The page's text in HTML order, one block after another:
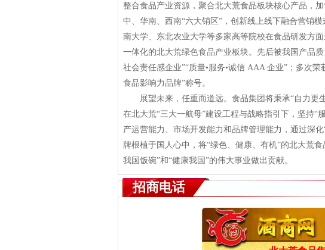
整合食品产业资源，聚合北大荒食品板块核心产品，
中、华南、西南“六大销区”，创新线上线下融合营销
南大学、东北农业大学等多家高等院校在食品研发方
一体化的北大荒绿色食品产业板块。先后被我国产品
社会责任感企业”“质量•服务•诚信 AAA 企业”；多次
食品影响力品牌”称号。
展望未来，任重而道远。食品集团将秉承“自力更
在北大荒“三大一航母”建设工程与战略指引下，坚持“
产运营能力、市场开发能力和品牌管理能力，通过深
牌根植于国人心中，将“绿色、健康、有机”的北大荒
我国饭碗”和“健康我国”的伟大事业做出贡献。
招商电话